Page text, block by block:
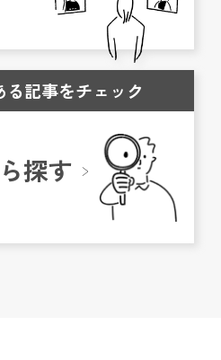
る記事をチェック
探す